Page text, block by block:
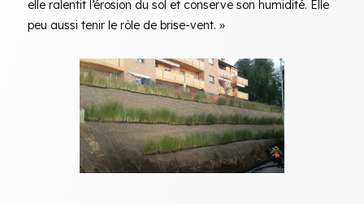
elle ralentit l’érosion du sol et conserve son humidité. Elle
peu aussi tenir le rôle de brise-vent. »